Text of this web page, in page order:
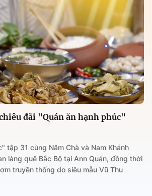
đãi "Quán ăn hạnh phúc"
tập 31 cùng Năm Chà và Nam Khánh
làng quê Bắc Bộ tại Ann Quán, đồng thời
truyền thống do siêu mẫu Vũ Thu